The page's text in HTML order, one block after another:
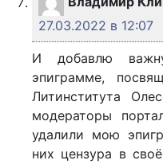
27.03.2022 в 12:07
И добавлю
эпиграмме,
Литинститута
модераторы
удалили мою
них цензура в